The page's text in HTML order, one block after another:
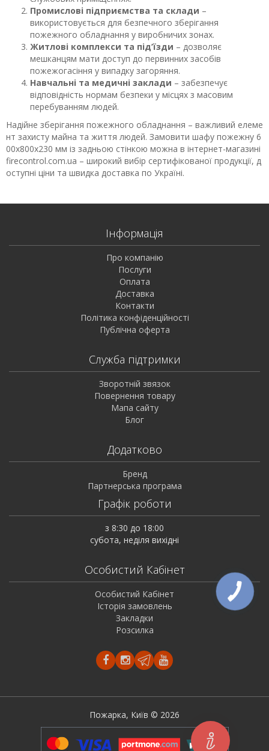
Промислові підприємства та склади –
використовується для безпечного зберігання
пожежного обладнання у виробничих зонах.
Житлові комплекси та під’їзди – дозволяє
мешканцям мати доступ до первинних засобів
пожежогасіння у випадку загоряння.
Навчальні та медичні заклади – забезпечує
відповідність нормам безпеки у місцях з масовим
перебуванням людей.
Надійне зберігання пожежного обладнання – важливий елеме
нт захисту майна та життя людей. Замовити шафу пожежну 6
00х800х230 мм із задньою стінкою можна в інтернет-магазині
firecontrol.com.ua – широкий вибір сертифікованої продукції, д
оступні ціни та швидка доставка по Україні.
Інформація
Про компанію
Послуги
Оплата
Доставка
Контакти
Політика конфіденційності
Публічна оферта
Служба підтримки
Зворотній звязок
Повернення товару
Мапа сайту
Блог
Додатково
Бренд
Партнерська програма
Графік роботи
з 8:30 до 18:00
субота, неділя вихідні
Особистий Кабінет
Особистий Кабінет
Історія замовлень
Закладки
Розсилка
Пожарка, Київ © 2026